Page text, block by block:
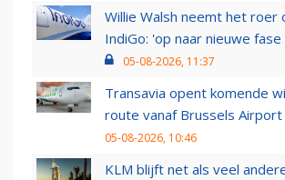
Willie Walsh neemt het roer
IndiGo: 'op naar nieuwe
05-08-2026, 11:37
Transavia opent komende
route vanaf Brussels Airport
05-08-2026, 10:46
KLM blijft net als veel